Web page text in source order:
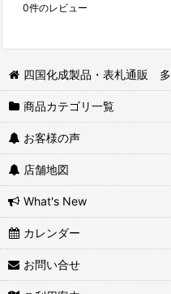
0件のレビュー
四国化成製品・表札通販 多
商品カテゴリ一覧
お客様の声
店舗地図
What's New
カレンダー
お問い合せ